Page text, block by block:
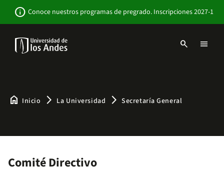
contenido
info Conoce nuestros programas de pregrado. Inscripciones 2027-1
search menu
home Inicio arrow_forward_ios La Universidad arrow_forward_ios Secretaría General
Comité Directivo